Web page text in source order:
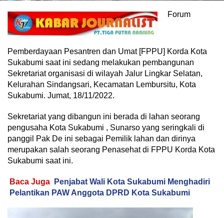
Forum
Pemberdayaan Pesantren dan Umat [FPPU] Korda Kota
Sukabumi saat ini sedang melakukan pembangunan
Sekretariat organisasi di wilayah Jalur Lingkar Selatan,
Kelurahan Sindangsari, Kecamatan Lembursitu, Kota
Sukabumi. Jumat, 18/11/2022.
Sekretariat yang dibangun ini berada di lahan seorang
pengusaha Kota Sukabumi , Sunarso yang seringkali di
panggil Pak De ini sebagai Pemilik lahan dan dirinya
merupakan salah seorang Penasehat di FPPU Korda Kota
Sukabumi saat ini.
Baca Juga
Penjabat Wali Kota Sukabumi Menghadiri
Pelantikan PAW Anggota DPRD Kota Sukabumi